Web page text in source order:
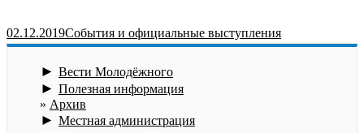
02.12.2019События и официальные выступления
► Вести Молодёжного
► Полезная информация
Архив
► Местная администрация